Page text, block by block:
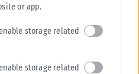
or app.
storage related
storage related